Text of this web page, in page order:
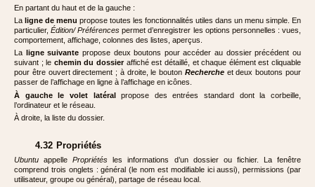
En partant du haut et de la gauche :
La ligne de menu propose toutes les fonctionnalités utiles dans un menu simple. En
particulier,Édition/ Préférences permet d’enregistrer les options personnelles : vues,
comportement, affichage, colonnes des listes, aperçus.
La
ligne suivante propose deux boutons pour accéder au dossier précédent ou
suivant ; le chemin du dossieraffiché est détaillé, et chaque élément est cliquable
pour être ouvert directement ; à droite, le bouton Rechercheet deux boutons pour
passer de l’affichage en ligne à l’affichage en icônes.
À gauche le volet latéralpropose des entrées standard dont la corbeille,
l’ordinateur et le réseau.
À droite, la liste du dossier.
4.32 Propriétés
UbuntuappellePropriétésles informations d’un dossier ou fichier. La fenêtre
comprend trois onglets : général (le nom est modifiable ici aussi), permissions (par
utilisateur, groupe ou général), partage de réseau local.